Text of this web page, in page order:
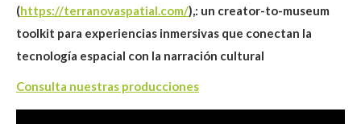
(https://terranovaspatial.com/),: un creator-to-museum
toolkit para experiencias inmersivas que conectan la
tecnología espacial con la narración cultural
Consulta nuestras producciones